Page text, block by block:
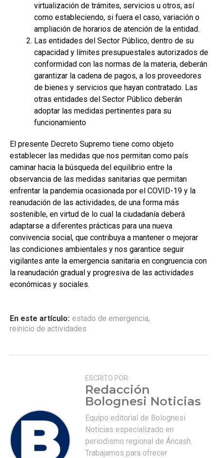
virtualización de trámites, servicios u otros, así
como estableciendo, si fuera el caso, variación o
ampliación de horarios de atención de la entidad.
Las entidades del Sector Público, dentro de su
capacidad y límites presupuestales autorizados de
conformidad con las normas de la materia, deberán
garantizar la cadena de pagos, a los proveedores
de bienes y servicios que hayan contratado. Las
otras entidades del Sector Público deberán
adoptar las medidas pertinentes para su
funcionamiento
El presente Decreto Supremo tiene como objeto
establecer las medidas que nos permitan como país
caminar hacia la búsqueda del equilibrio entre la
observancia de las medidas sanitarias que permitan
enfrentar la pandemia ocasionada por el COVID-19 y la
reanudación de las actividades, de una forma más
sostenible, en virtud de lo cual la ciudadanía deberá
adaptarse a diferentes prácticas para una nueva
convivencia social, que contribuya a mantener o mejorar
las condiciones ambientales y nos garantice seguir
vigilantes ante la emergencia sanitaria en congruencia con
la reanudación gradual y progresiva de las actividades
económicas y sociales.
En este artículo: estado de emergencia,
reinicio de actividades
ESCRITO POR:
Redacción
Bolognesi Noticias
Equipo editorial de Bolognesi
Noticias especializado en
periodismo regional de Áncash.
Trabajamos para ofrecer